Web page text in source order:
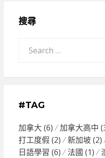
搜尋
for:
#TAG
加拿大 (6) 加拿大高中
打工度假 (2) 新加坡(2)
日語學習 (6) 法國 (1)